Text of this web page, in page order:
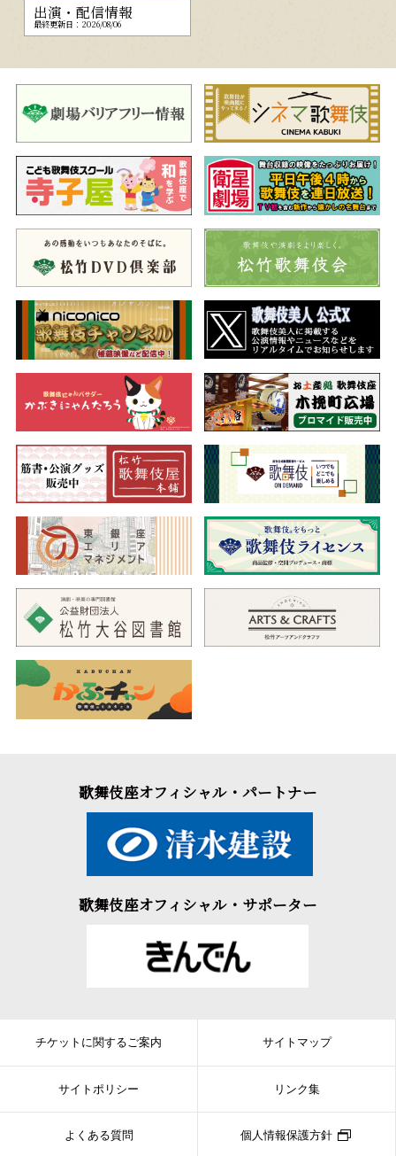
出演・配信情報
最終更新日：2026/08/06
歌舞伎座オフィシャル・パートナー
歌舞伎座オフィシャル・サポーター
チケットに関するご案内 サイトマップ
サイトポリシー リンク集
よくある質問 個人情報保護方針